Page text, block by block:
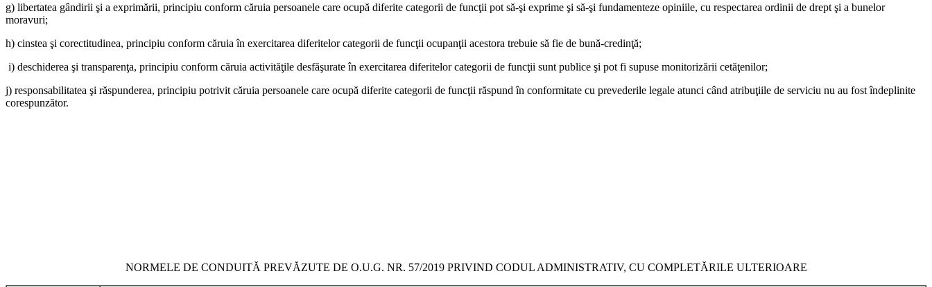
g) libertatea gândirii şi a exprimării, principiu conform căruia persoanele care ocupă diferite categorii de funcţii pot să-şi exprime şi să-şi fundamenteze opiniile, cu respectarea ordinii de drept şi a bunelor
moravuri;
h) cinstea şi corectitudinea, principiu conform căruia în exercitarea diferitelor categorii de funcţii ocupanţii acestora trebuie să fie de bună-credinţă;
i) deschiderea şi transparenţa, principiu conform căruia activităţile desfăşurate în exercitarea diferitelor categorii de funcţii sunt publice şi pot fi supuse monitorizării cetăţenilor;
j) responsabilitatea şi răspunderea, principiu potrivit căruia persoanele care ocupă diferite categorii de funcţii răspund în conformitate cu prevederile legale atunci când atribuţiile de serviciu nu au fost îndeplinite
corespunzător.
NORMELE DE CONDUITĂ PREVĂZUTE DE O.U.G. NR. 57/2019 PRIVIND CODUL ADMINISTRATIV, CU COMPLETĂRILE ULTERIOARE